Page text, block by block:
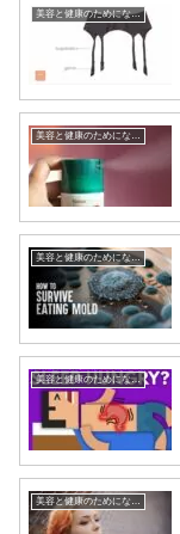
美容と健康のためになる話
美容と健康のためになる話
美容と健康のためになる話
美容と健康のためになる話
美容と健康のためになる話